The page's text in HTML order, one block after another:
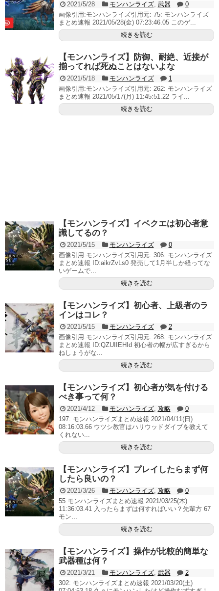
2021/5/28 モンハンライズ, 武器
0
画像引用:モンハンライズ引用元: 75: モンハンライズ
まとめ速報 2021/05/28(金) 07:23:46.05 このゲ...
続きを読む
【モンハンライズ】防御、耐絶、近接が
揃ってれば死ぬことはないよな
2021/5/18 モンハンライズ
1
画像引用:モンハンライズ引用元: 262: モンハンライズ
まとめ速報 2021/05/17(月) 11:45:51.22 ライ...
続きを読む
【モンハンライズ】イベクエは初心者意
識してるの？
2021/5/15 モンハンライズ
0
画像引用:モンハンライズ引用元: 306: モンハンライズ
まとめ速報 ID:aikrZvLs0 発売して1月半しか経ってな
いゲームで...
続きを読む
【モンハンライズ】初心者、上級者のラ
インはコレ？
2021/5/15 モンハンライズ
2
画像引用:モンハンライズ引用元: 268: モンハンライズ
まとめ速報 ID:QZUIIEHId 初心者の幅が広すぎるから
ねしょうがな...
続きを読む
【モンハンライズ】初心者が気を付ける
べき事って何？
2021/4/12 モンハンライズ, 攻略
0
197: モンハンライズまとめ速報 2021/04/11(日)
08:16:03.66 ウツシ教官はハリウッドダイブを教えて
くれない...
続きを読む
【モンハンライズ】プレイしたらまず何
したら良いの？
2021/3/26 モンハンライズ, 攻略
0
55 モンハンライズまとめ速報 2021/03/25(木)
11:36:03.41 入ったらまずは何すればいい？先輩方 67
モン...
続きを読む
【モンハンライズ】操作が比較的簡単な
武器種は何？
2021/3/21 モンハンライズ, 武器
2
302: モンハンライズまとめ速報 2021/03/20(土)